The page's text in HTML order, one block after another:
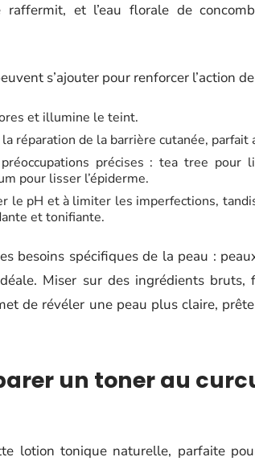
et l’eau florale de
s’ajouter pour renforcer l’action
et illumine le teint.
réparation de la barrière cutanée, parfait
précises : tea tree pour
pour lisser l’épiderme.
le pH et à limiter les imperfections,
et tonifiante.
besoins spécifiques de la peau :
Miser sur des ingrédients bruts,
de révéler une peau plus claire,
un toner au
lotion tonique naturelle, parfaite